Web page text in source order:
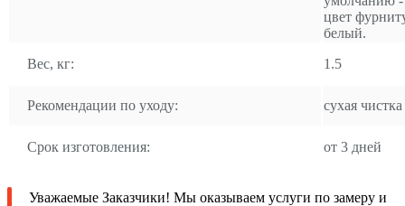
цвет
белый.
Вес, кг:
1.5
Рекомендации по уходу: сухая чистка
Срок изготовления: от 3 дней
Уважаемые Заказчики! Мы оказываем услуги по замеру и